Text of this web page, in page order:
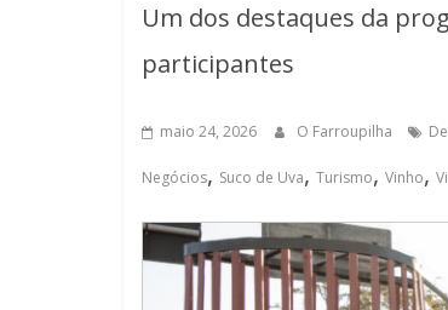
Um dos destaques da
participantes
maio 24, 2026 O Farroupilha
Negócios, Suco de Uva, Turismo, Vinho,